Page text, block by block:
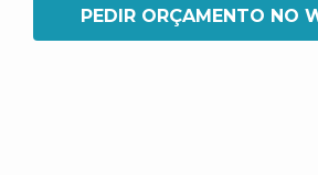
PEDIR ORÇAMENTO NO